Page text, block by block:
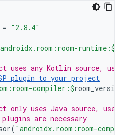
= "2.8.4"
runtime:$
any Kotlin source, use
plugin to your project
compiler:$room_version
uses Java source, use
are necessary
( "androidx.room:room-